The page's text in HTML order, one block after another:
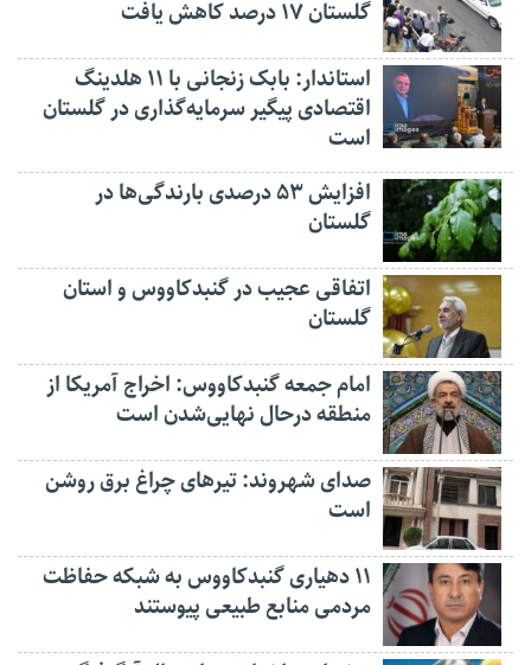
گلستان ۱۷ درصد کاهش یافت
استاندار: بابک زنجانی با ۱۱ هلدینگ
اقتصادی پیگیر سرمایه‌گذاری در گلستان
است
افزایش ۵۳ درصدی بارندگی‌ها در
گلستان
اتفاقی عجیب در‌ گنبدکاووس و استان
گلستان
امام جمعه گنبدکاووس: اخراج آمریکا از
منطقه درحال نهایی‌شدن است
صدای شهروند: تیرهای چراغ برق روشن
است
۱۱ دهیاری گنبدکاووس به شبکه حفاظت
مردمی منابع طبیعی پیوستند